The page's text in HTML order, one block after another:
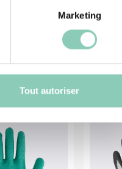
Marketing
Tout autoriser